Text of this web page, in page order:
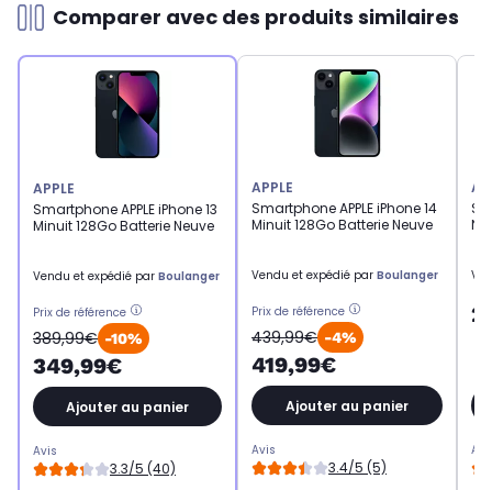
Comparer avec des produits similaires
APPLE
Smartphone APPLE iPhone 13
Minuit 128Go Batterie Neuve
Vendu et expédié par Boulanger
Prix de référence
389,99€ -10%
349,99€
Ajouter au panier
Avis
3.3/5 (40)
APPLE
Smartphone APPLE iPhone 14
Minuit 128Go Batterie Neuve
Vendu et expédié par Boulanger
Prix de référence
439,99€ -4%
419,99€
Ajouter au panier
Avis
3.4/5 (5)